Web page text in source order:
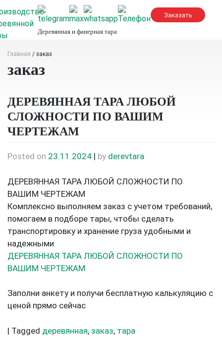
to
content
Деревянная и фанерная тара
Главная / заказ
заказ
ДЕРЕВЯННАЯ ТАРА ЛЮБОЙ
СЛОЖНОСТИ ПО ВАШИМ
ЧЕРТЕЖАМ
Posted on 23.11.2024 | by derevtara
ДЕРЕВЯННАЯ ТАРА ЛЮБОЙ СЛОЖНОСТИ ПО
ВАШИМ ЧЕРТЕЖАМ
Комплексно выполняем заказ с учетом требований,
помогаем в подборе тары, чтобы сделать
транспортировку и хранение груза удобными и
надежными
ДЕРЕВЯННАЯ ТАРА ЛЮБОЙ СЛОЖНОСТИ ПО
ВАШИМ ЧЕРТЕЖАМ
Заполни анкету и получи бесплатную калькуляцию с
ценой прямо сейчас
| Tagged деревянная, заказ, тара